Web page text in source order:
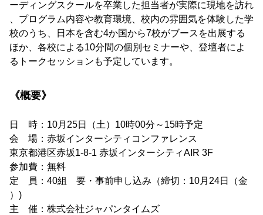
ーディングスクールを卒業した担当者が実際に現地を訪れ
、プログラム内容や教育環境、校内の雰囲気を体験した学
校のうち、日本を含む4か国から7校がブースを出展する
ほか、各校による10分間の個別セミナーや、登壇者によ
るトークセッションも予定しています。
《概要》
日 時：10月25日（土）10時00分～15時予定
会 場：赤坂インターシティコンファレンス
東京都港区赤坂1-8-1 赤坂インターシティAIR 3F
参加費：無料
定 員：40組 要・事前申し込み（締切：10月24日（金
）)
主 催：株式会社ジャパンタイムズ